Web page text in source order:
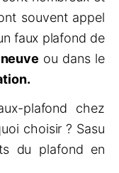
souvent appel
faux plafond de
ou dans le
plafond chez
choisir ? Sasu
du plafond en